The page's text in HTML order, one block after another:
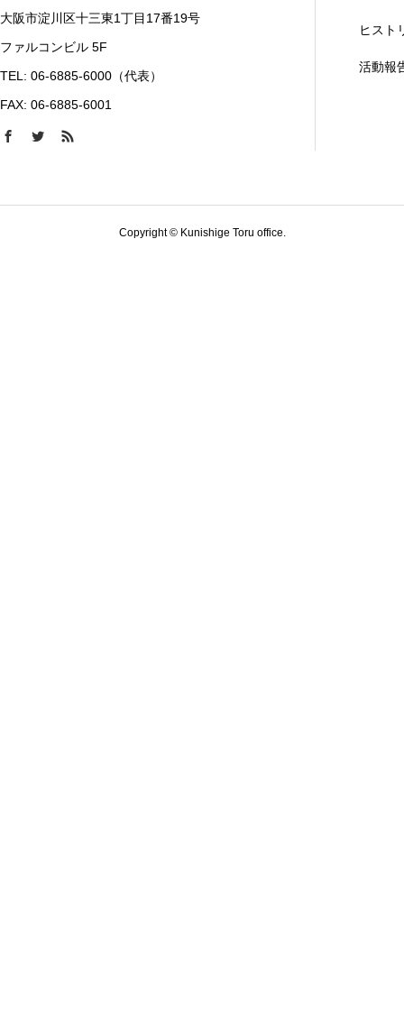
大阪市淀川区十三東1丁目17番19号
ファルコンビル 5F
TEL: 06-6885-6000（代表）
FAX: 06-6885-6001
ヒスト
活動報
Copyright © Kunishige Toru office.